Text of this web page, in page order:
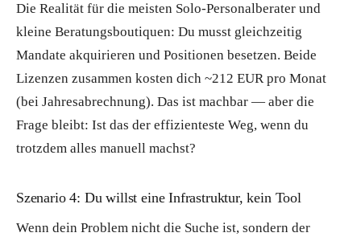
Die Realität für die meisten Solo-Personalberater und
kleine Beratungsboutiquen: Du musst gleichzeitig
Mandate akquirieren und Positionen besetzen. Beide
Lizenzen zusammen kosten dich ~212 EUR pro Monat
(bei Jahresabrechnung). Das ist machbar — aber die
Frage bleibt: Ist das der effizienteste Weg, wenn du
trotzdem alles manuell machst?
Szenario 4: Du willst eine Infrastruktur, kein Tool
Wenn dein Problem nicht die Suche ist, sondern der